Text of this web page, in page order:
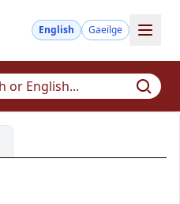
English Gaeilge